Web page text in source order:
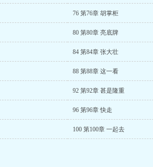
76 第76章 胡掌柜
80 第80章 亮底牌
84 第84章 张大壮
88 第88章 这一看
92 第92章 甚是隆重
96 第96章 快走
100 第100章 一起去